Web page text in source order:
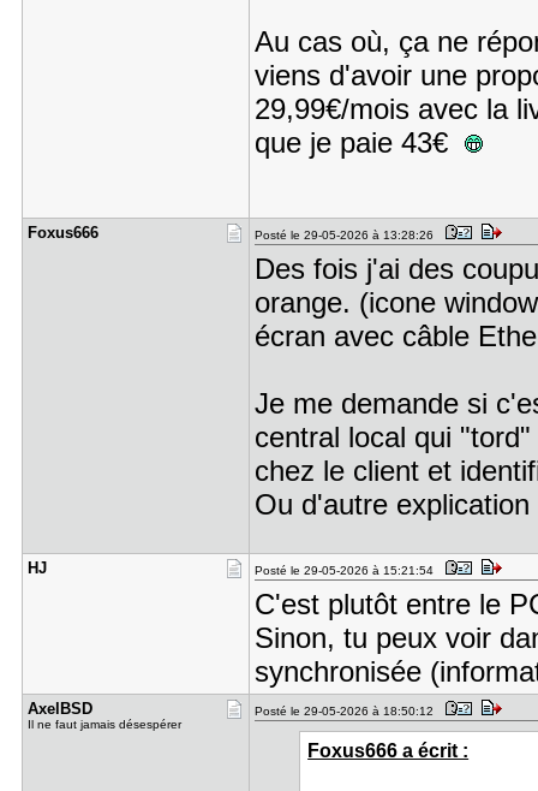
Au cas où, ça ne
viens d'avoir une
29,99€/mois avec la
que je paie 43€
Foxus666 Posté le 29-05-2026 à 13:28:26
Des fois j'ai des
orange. (icone
écran avec câble
Je me demande si
central local qui
chez le client et
Ou d'autre
HJ Posté le 29-05-2026 à 15:21:54
C'est plutôt entre le
Sinon, tu peux voir
synchronisée
AxelBSD
Il ne faut jamais désespérer
Posté le 29-05-2026 à 18:50:12
Foxus666 a écrit :